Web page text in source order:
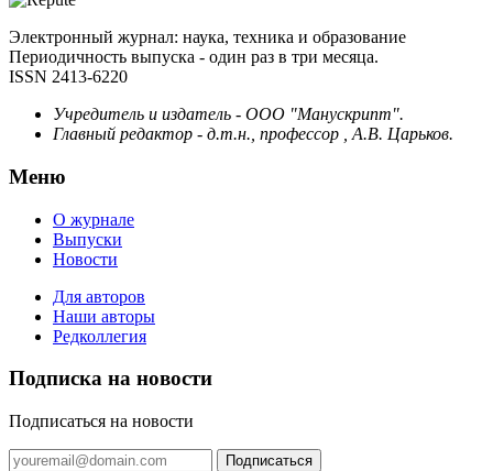
Электронный журнал: наука, техника и образование
Периодичность выпуска - один раз в три месяца.
ISSN 2413-6220
Учредитель и издатель - ООО "Манускрипт".
Главный редактор - д.т.н., профессор , А.В. Царьков.
Меню
О журнале
Выпуски
Новости
Для авторов
Наши авторы
Редколлегия
Подписка на новости
Подписаться на новости
Подписаться